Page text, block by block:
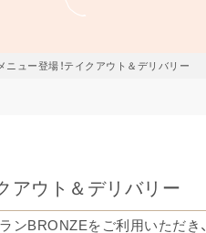
ニュー登場！テイクアウト＆デリバリー
アウト＆デリバリー
ンBRONZEをご利用いただき、